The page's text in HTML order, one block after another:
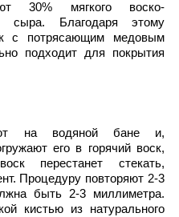
30% мягкого воско-
сыра. Благодаря этому
с потрясающим медовым
подходит для покрытия
на водяной бане и,
его в горячий воск,
перестанет стекать,
Процедуру повторяют 2-3
быть 2-3 миллиметра.
кистью из натурального